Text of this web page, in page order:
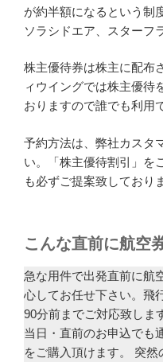
が約半額になるという制
ソラシドエア、スターフ
株主優待券は株主に配布
ィウイングでは株主優待
おりますので誰でも利用
予約方法は、弊社カスタ
い。「株主優待割引」を
も必ずご提案致しており
こんな直前に航空
急な用件で出発直前に航
心してお任せ下さい。飛
90分前までご対応致しま
当日・直前のお申込でも
をご購入頂けます。 突